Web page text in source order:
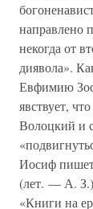
направлено
некогда от
диявола».
Евфимию
явствует,
Волоцкий и
Иосиф пишет
(лет. — А.
«Книги на